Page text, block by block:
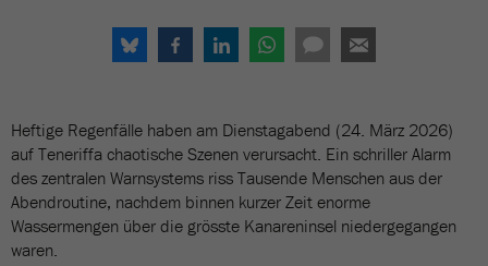
Heftige Regenfälle haben am Dienstagabend (24. März 2026)
auf Teneriffa chaotische Szenen verursacht. Ein schriller Alarm
des zentralen Warnsystems riss Tausende Menschen aus der
Abendroutine, nachdem binnen kurzer Zeit enorme
Wassermengen über die grösste Kanareninsel niedergegangen
waren.